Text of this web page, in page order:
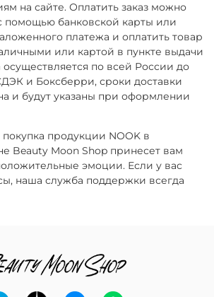
на сайте. Оплатить заказ можно
помощью банковской карты или
платежа и оплатить товар
или картой в пункте выдачи
осуществляется по всей России до
и Боксберри, сроки доставки
и будут указаны при оформлении
продукции NOOK в
Beauty Moon Shop принесет вам
эмоции. Если у вас
наша служба поддержки всегда